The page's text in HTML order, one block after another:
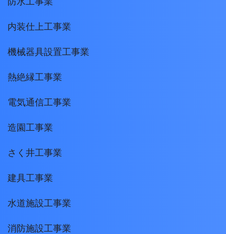
内装仕上工事業
機械器具設置工事業
熱絶縁工事業
電気通信工事業
造園工事業
さく井工事業
建具工事業
水道施設工事業
消防施設工事業